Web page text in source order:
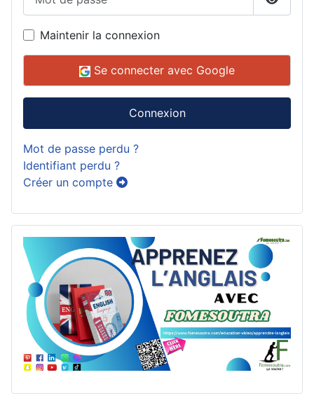
Maintenir la connexion
Se connecter avec Google
Connexion
Mot de passe perdu ?
Identifiant perdu ?
Créer un compte